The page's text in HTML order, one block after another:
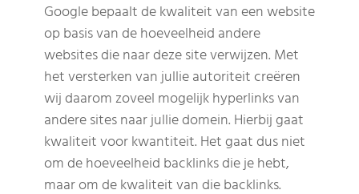
Google bepaalt de kwaliteit van een website
op basis van de hoeveelheid andere
websites die naar deze site verwijzen. Met
het versterken van jullie autoriteit creëren
wij daarom zoveel mogelijk hyperlinks van
andere sites naar jullie domein. Hierbij gaat
kwaliteit voor kwantiteit. Het gaat dus niet
om de hoeveelheid backlinks die je hebt,
maar om de kwaliteit van die backlinks.